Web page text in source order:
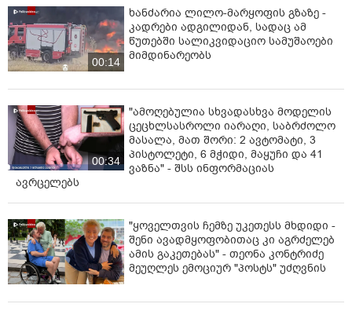
00:14
ხანძარია ლილო-მარყოფის გზაზე -
კადრები ადგილიდან, სადაც ამ
წუთებში სალიკვიდაციო სამუშაოები
მიმდინარეობს
00:34
"ამოღებულია სხვადასხვა მოდელის
ცეცხლსასროლი იარაღი, საბრძოლო
მასალა, მათ შორი: 2 ავტომატი, 3
პისტოლეტი, 6 მჭიდი, მაყუჩი და 41
ვაზნა" - შსს ინფორმაციას
ავრცელებს
"ყოველთვის ჩემზე უკეთესს მხდიდი -
შენი ავადმყოფობითაც კი აგრძელებ
ამის გაკეთებას" - თეონა კონტრიძე
მეუღლეს ემოციურ "პოსტს" უძღვნის